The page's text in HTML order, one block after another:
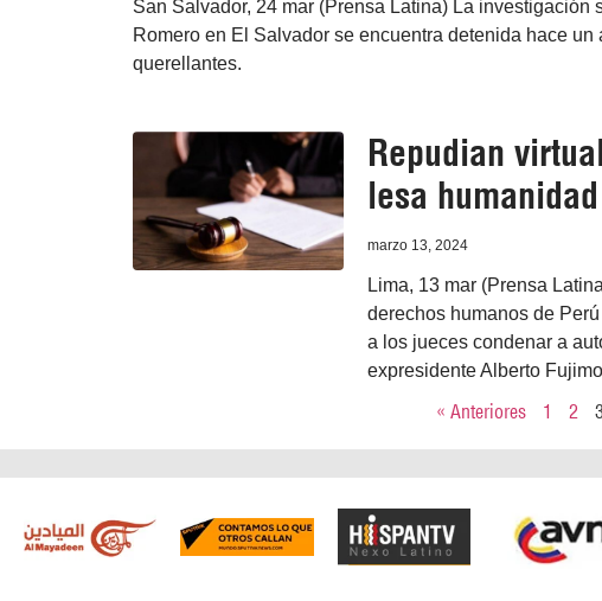
San Salvador, 24 mar (Prensa Latina) La
Romero en El Salvador se encuentra detenida hace
querellantes.
Repudian
lesa
marzo 13, 2024
Lima, 13 mar (Prensa
derechos humanos de
a los jueces condenar a
expresidente Alberto
« Anteriores 1 2